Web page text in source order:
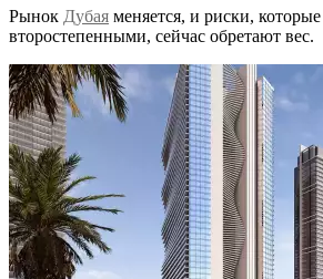
Рынок Дубая меняется, и риски, которые
второстепенными, сейчас обретают вес.